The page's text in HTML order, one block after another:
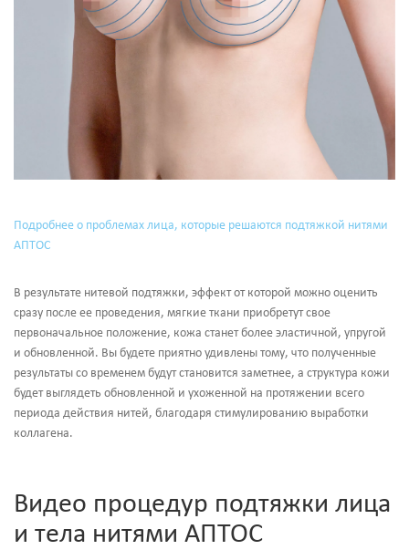
Подробнее о проблемах лица, которые решаются подтяжкой нитями
АПТОС
В результате нитевой подтяжки, эффект от которой можно оценить
сразу после ее проведения, мягкие ткани приобретут свое
первоначальное положение, кожа станет более эластичной, упругой
и обновленной. Вы будете приятно удивлены тому, что полученные
результаты со временем будут становится заметнее, а структура кожи
будет выглядеть обновленной и ухоженной на протяжении всего
периода действия нитей, благодаря стимулированию выработки
коллагена.
Видео процедур подтяжки лица
и тела нитями АПТОС